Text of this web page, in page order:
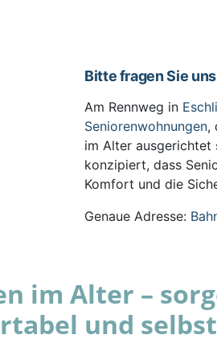
Bitte fragen Sie
Am Rennweg in
Seniorenwohnungen,
im Alter ausgerichtet
konzipiert, dass
Komfort und die
Genaue Adresse:
im Alter –
und